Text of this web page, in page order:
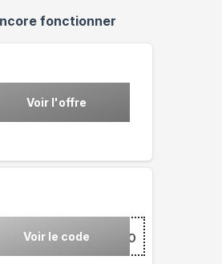
fonctionner
Voir l'offre
Voir le code***IOPPO